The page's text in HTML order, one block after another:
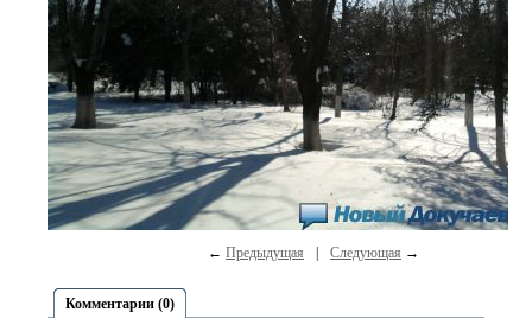
← Предыдущая Следующая →
Комментарии (0)